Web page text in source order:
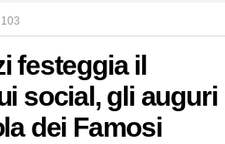
103
festeggia il
social, gli auguri
dei Famosi